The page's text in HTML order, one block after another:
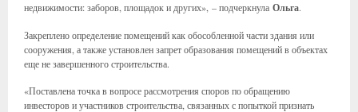
недвижимости: заборов, площадок и других», – подчеркнула Ольга.
Закреплено определение помещений как обособленной части здания или
сооружения, а также установлен запрет образования помещений в объектах
еще не завершенного строительства.
«Поставлена точка в вопросе рассмотрения споров по обращению
инвесторов и участников строительства, связанных с попыткой признать